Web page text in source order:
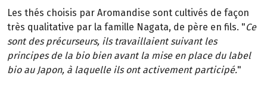
Les thés choisis par Aromandise sont cultivés de façon
très qualitative par la famille Nagata, de père en fils. "Ce
sont des précurseurs, ils travaillaient suivant les
principes de la bio bien avant la mise en place du label
bio au Japon, à laquelle ils ont activement participé."